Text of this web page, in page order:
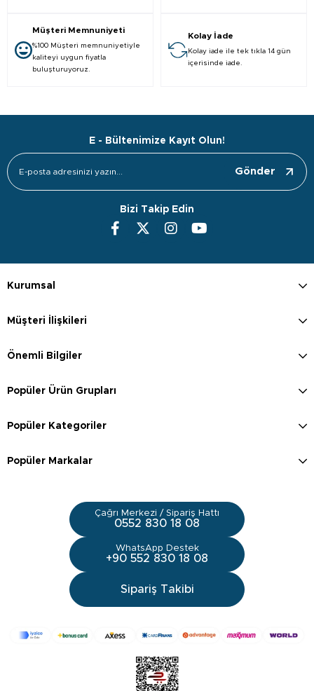
Müşteri Memnuniyeti
%100 Müşteri memnuniyetiyle
kaliteyi uygun fiyatla
buluşturuyoruz.
Kolay İade
Kolay iade ile tek tıkla 14 gün
içerisinde iade.
E - Bültenimize Kayıt Olun!
Gönder
Bizi Takip Edin
Kurumsal
Müşteri İlişkileri
Önemli Bilgiler
Popüler Ürün Grupları
Popüler Kategoriler
Popüler Markalar
Çağrı Merkezi / Sipariş Hattı
0552 830 18 08
WhatsApp Destek
+90 552 830 18 08
Sipariş Takibi